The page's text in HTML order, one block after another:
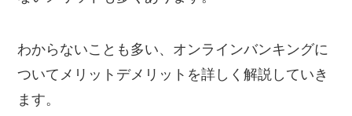
わからないことも多い、オンラインバンキングに
ついてメリットデメリットを詳しく解説していき
ます。